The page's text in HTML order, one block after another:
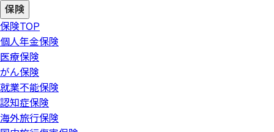
保険
保険TOP
個人年金保険
医療保険
がん保険
就業不能保険
認知症保険
海外旅行保険